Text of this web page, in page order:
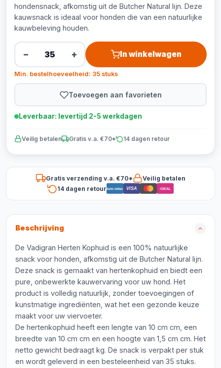
hondensnack, afkomstig uit de Butcher Natural lijn. Deze
kauwsnack is ideaal voor honden die van een natuurlijke
kauwbeleving houden.
− + In winkelwagen
Min. bestelhoeveelheid: 35 stuks
Toevoegen aan favorieten
Leverbaar: levertijd 2-5 werkdagen
Veilig betalen Gratis v.a. €70* 14 dagen retour
Gratis verzending v.a. €70*
Veilig betalen
14 dagen retourBancontact VISA iDEAL
Beschrijving
De Vadigran Herten Kophuid is een 100% natuurlijke
snack voor honden, afkomstig uit de Butcher Natural lijn.
Deze snack is gemaakt van hertenkophuid en biedt een
pure, onbewerkte kauwervaring voor uw hond. Het
product is volledig natuurlijk, zonder toevoegingen of
kunstmatige ingrediënten, wat het een gezonde keuze
maakt voor uw viervoeter.
De hertenkophuid heeft een lengte van 10 cm cm, een
breedte van 10 cm cm en een hoogte van 1,5 cm cm. Het
netto gewicht bedraagt kg. De snack is verpakt per stuk
en wordt geleverd in een besteleenheid van 35 stuks.